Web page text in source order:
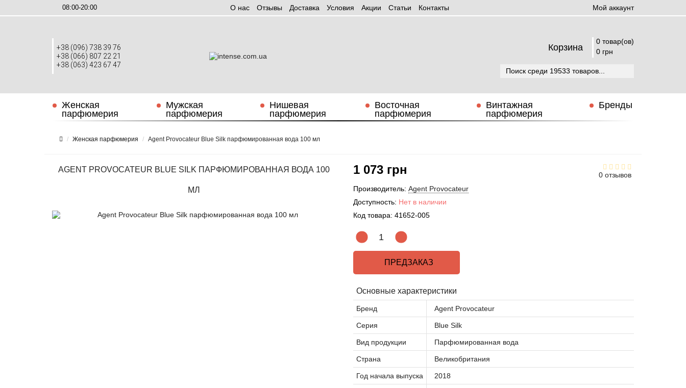
08:00-20:00 О нас Отзывы Доставка Условия Aкции Статьи Контакты Мой аккаунт
+38 (096) 738 39 76
+38 (066) 807 22 21
+38 (063) 423 67 47
Корзина
0 товар(ов)
0 грн
Женская
парфюмерия
Мужская
парфюмерия
Нишевая
парфюмерия
Восточная
парфюмерия
Винтажная
парфюмерия
Бренды
Женская парфюмерия Agent Provocateur Blue Silk парфюмированная вода 100 мл
AGENT PROVOCATEUR BLUE SILK ПАРФЮМИРОВАННАЯ ВОДА 100
МЛ
0 отзывов
1 073 грн
Производитель: Agent Provocateur
Доступность: Нет в наличии
Код товара: 41652-005
ПРЕДЗАКАЗ
Основные характеристики
Бренд Agent Provocateur
Серия Blue Silk
Вид продукции Парфюмированная вода
Страна Великобритания
Год начала выпуска 2018